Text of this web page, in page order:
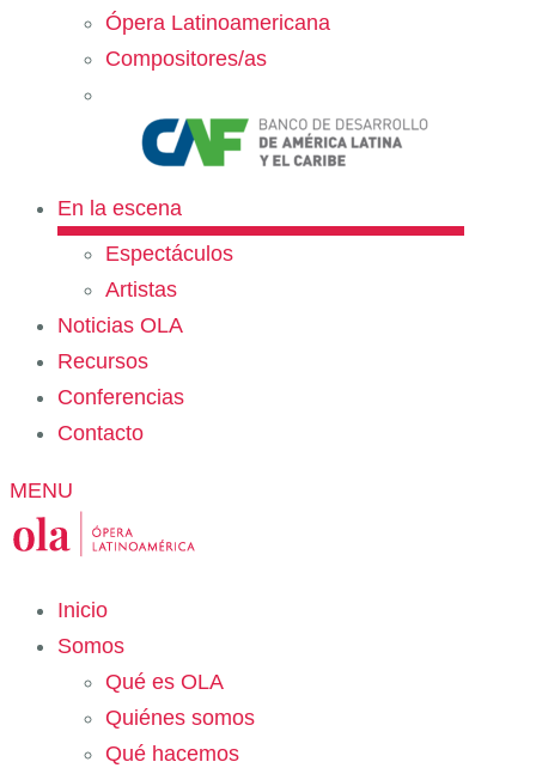
Ópera Latinoamericana
Compositores/as
En la escena
Espectáculos
Artistas
Noticias OLA
Recursos
Conferencias
Contacto
MENU
Inicio
Somos
Qué es OLA
Quiénes somos
Qué hacemos